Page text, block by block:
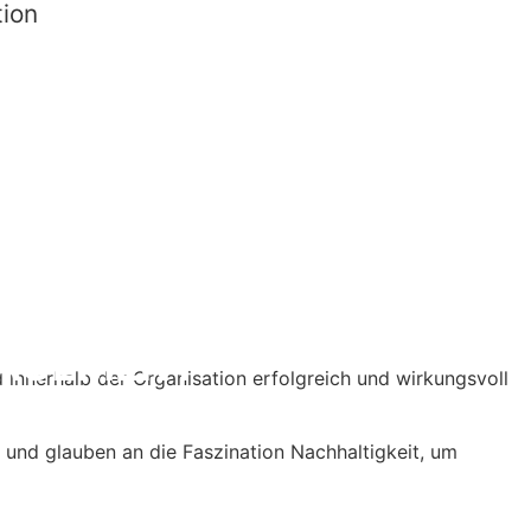
der Organisation erfolgreich und wirkungsvoll
glauben an die Faszination Nachhaltigkeit, um